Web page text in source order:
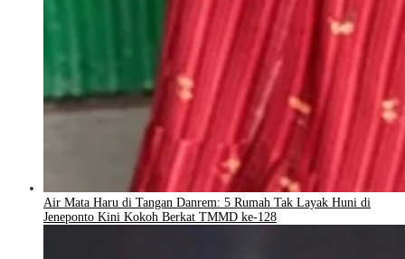
Air Mata Haru di Tangan Danrem: 5 Rumah Tak Layak Huni di
Jeneponto Kini Kokoh Berkat TMMD ke-128